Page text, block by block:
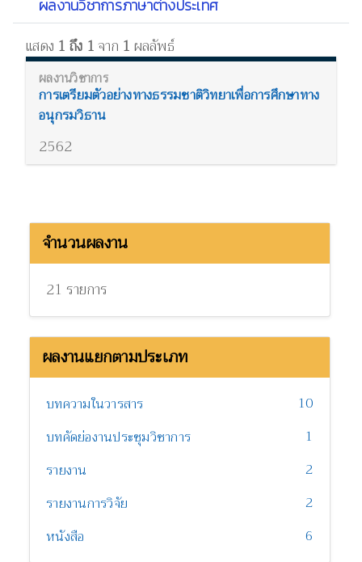
ผลงานวิชาการภาษาต่างประเทศ
แสดง 1 ถึง 1จาก 1 ผลลัพธ์
การเตรียมตัวอย่างทางธรรมชาติวิทยาเพื่อการศึกษาทาง
อนุกรมวิธาน
2562
จำนวนผลงาน
21 รายการ
ผลงานแยกตามประเภท
บทความในวารสาร
10
บทคัดย่องานประชุมวิชาการ
1
รายงาน
2
รายงานการวิจัย
2
หนังสือ
6